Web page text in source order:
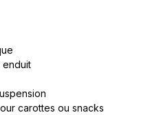
enduit
carottes ou snacks